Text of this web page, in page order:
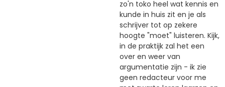
zo'n toko heel wat kennis en
kunde in huis zit en je als
schrijver tot op zekere
hoogte "moet" luisteren. Kijk,
in de praktijk zal het een
over en weer van
argumentatie zijn - ik zie
geen redacteur voor me